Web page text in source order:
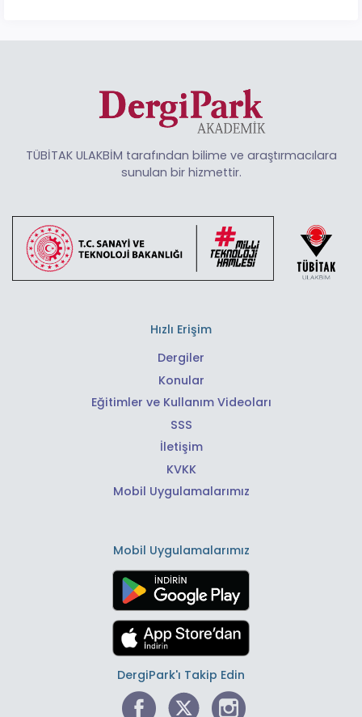
TÜBİTAK ULAKBİM tarafından bilime ve araştırmacılara
sunulan bir hizmettir.
Hızlı Erişim
Dergiler
Konular
Eğitimler ve Kullanım Videoları
SSS
İletişim
KVKK
Mobil Uygulamalarımız
Mobil Uygulamalarımız
DergiPark'ı Takip Edin